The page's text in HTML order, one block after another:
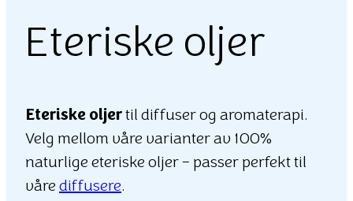
Eteriske oljer
Eteriske oljertil diffuser og aromaterapi.
Velg mellom våre varianter av 100%
naturlige eteriske oljer – passer perfekt til
våre diffusere.